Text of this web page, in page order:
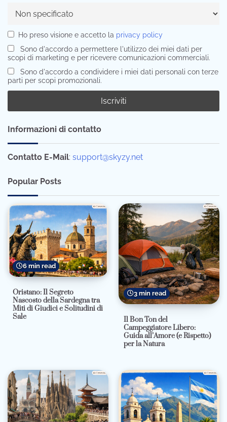
Ho preso visione e accetto la privacy policy
Sono d'accordo a permettere l'utilizzo dei miei dati per
scopi di marketing e per ricevere comunicazioni commerciali.
Sono d'accordo a condividere i miei dati personali con terze
parti per scopi promozionali.
Informazioni di contatto
Contatto E-Mail: support@skyzy.net
Popular Posts
6 min read
Oristano: Il Segreto
Nascosto della Sardegna tra
Miti di Giudici e Solitudini di
Sale
3 min read
Il Bon Ton del
Campeggiatore Libero:
Guida all’Amore (e Rispetto)
per la Natura